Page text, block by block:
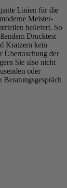
Linien für die
Meister-
beliefert. So
Drucktest
Kratzern kein
Überraschung der
Sie also nicht
oder